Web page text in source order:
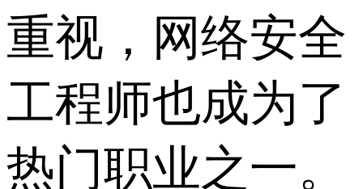
重视，网络安全
工程师也成为了
热门职业之一。